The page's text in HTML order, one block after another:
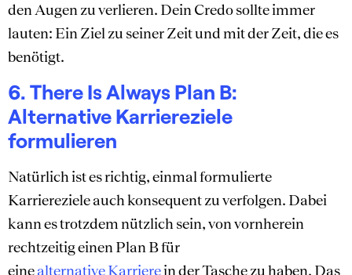
den Augen zu verlieren. Dein Credo sollte immer
lauten: Ein Ziel zu seiner Zeit und mit der Zeit, die es
benötigt.
6. There Is Always Plan B:
Alternative Karriereziele
formulieren
Natürlich ist es richtig, einmal formulierte
Karriereziele auch konsequent zu verfolgen. Dabei
kann es trotzdem nützlich sein, von vornherein
rechtzeitig einen Plan B für
einealternative Karrierein der Tasche zu haben. Das